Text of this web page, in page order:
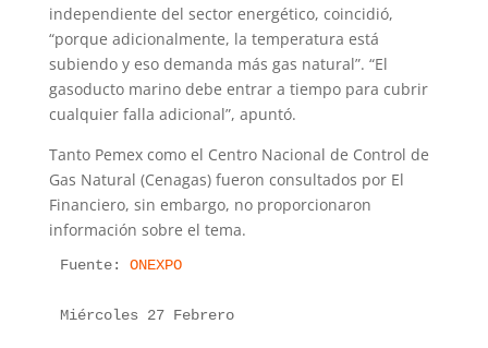
independiente del sector energético, coincidió,
“porque adicionalmente, la temperatura está
subiendo y eso demanda más gas natural”. “El
gasoducto marino debe entrar a tiempo para cubrir
cualquier falla adicional”, apuntó.
Tanto Pemex como el Centro Nacional de Control de
Gas Natural (Cenagas) fueron consultados por El
Financiero, sin embargo, no proporcionaron
información sobre el tema.
Fuente: ONEXPO
Miércoles 27 Febrero